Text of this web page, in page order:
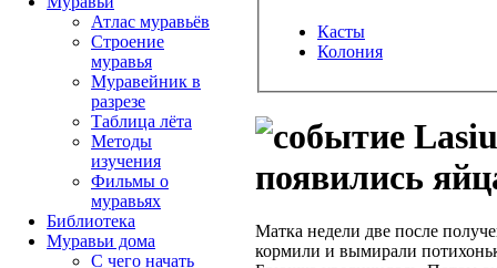
Касты
Колония
появились
Матка недели две после
кормили и вымирали
Атлас муравьёв
Строение
муравья
Муравейник в
разрезе
Таблица лёта
Методы
изучения
Фильмы о
муравьях
Библиотека
Муравьи дома
С чего начать